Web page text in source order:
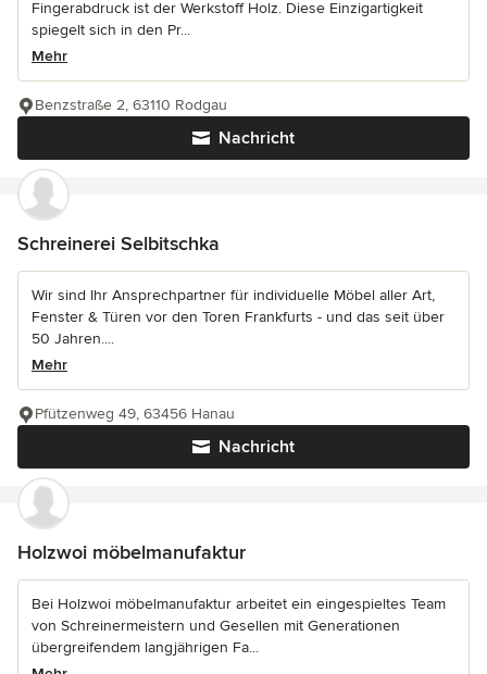
Fingerabdruck ist der Werkstoff Holz. Diese Einzigartigkeit
spiegelt sich in den Pr...
Mehr
Nachricht
Benzstraße 2, 63110 Rodgau
Schreinerei Selbitschka
Wir sind Ihr Ansprechpartner für individuelle Möbel aller Art,
Fenster & Türen vor den Toren Frankfurts - und das seit über
50 Jahren....
Mehr
Nachricht
Pfützenweg 49, 63456 Hanau
Holzwoi möbelmanufaktur
Bei Holzwoi möbelmanufaktur arbeitet ein eingespieltes Team
von Schreinermeistern und Gesellen mit Generationen
übergreifendem langjährigen Fa...